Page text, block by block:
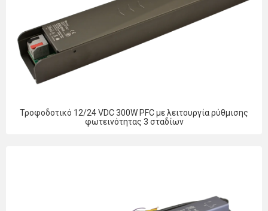
Τροφοδοτικό 12/24 VDC 300W PFC με λειτουργία ρύθμισης
φωτεινότητας 3 σταδίων